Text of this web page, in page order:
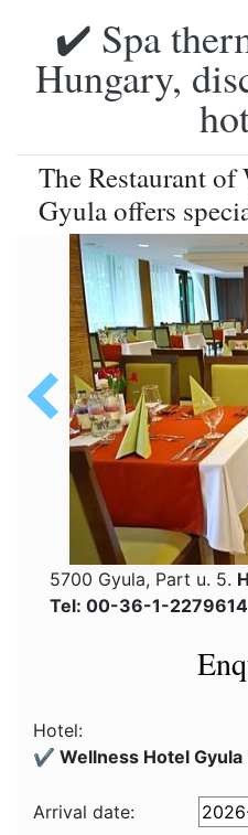
✔️ Spa
Hungary,
The Restaurant
Gyula offers
5700 Gyula, Part u. 5.
Tel: 00-36-1-2279614
Hotel:
✔️ Wellness Hotel
Arrival date: